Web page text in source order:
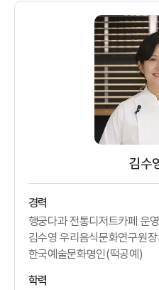
김수
경력
행궁다과 전통디저트카페 운
김수영 우리음식문화연구원장
한국예술문화명인(떡공예)
학력